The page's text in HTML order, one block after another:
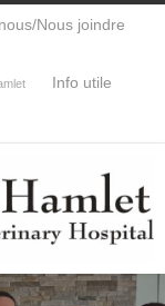
Nous joindre
Info utile